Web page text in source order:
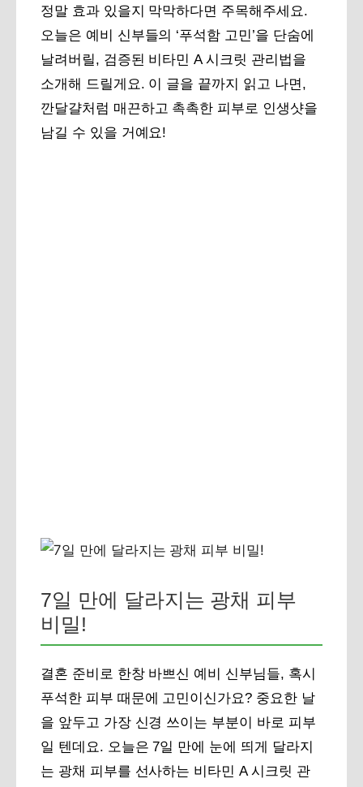
정말 효과 있을지 막막하다면 주목해주세요.
오늘은 예비 신부들의 ‘푸석함 고민’을 단숨에
날려버릴, 검증된 비타민 A 시크릿 관리법을
소개해 드릴게요. 이 글을 끝까지 읽고 나면,
깐달걀처럼 매끈하고 촉촉한 피부로 인생샷을
남길 수 있을 거예요!
7일 만에 달라지는 광채 피부
비밀!
결혼 준비로 한창 바쁘신 예비 신부님들, 혹시
푸석한 피부 때문에 고민이신가요? 중요한 날
을 앞두고 가장 신경 쓰이는 부분이 바로 피부
일 텐데요. 오늘은 7일 만에 눈에 띄게 달라지
는 광채 피부를 선사하는 비타민 A 시크릿 관